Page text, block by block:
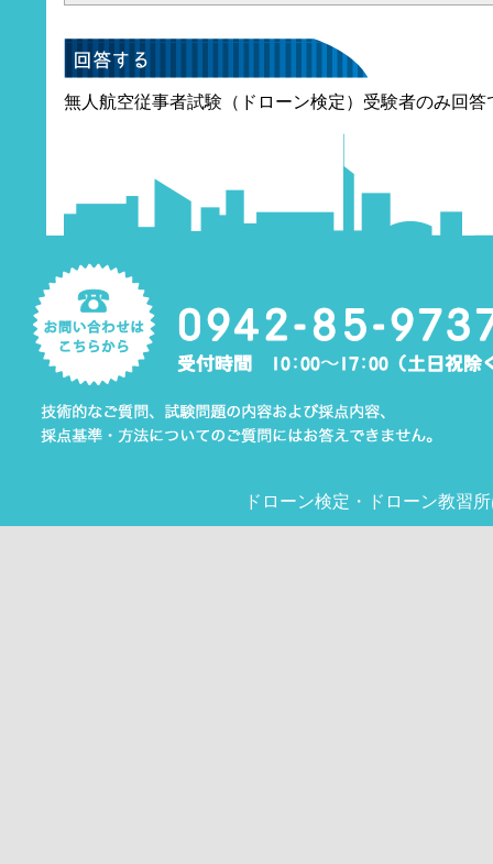
無人航空従事者試験（ドローン検定）受験者のみ回答
ドローン検定 ・ ドローン教習所